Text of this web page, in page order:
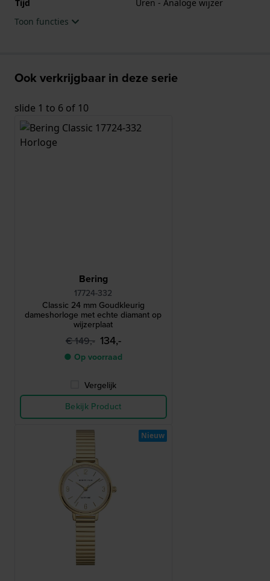
Tijd
Uren - Analoge wijzer
Toon functies
Ook verkrijgbaar in deze serie
slide 1 to 6 of 10
Bering
17724-332
Classic 24 mm Goudkleurig
dameshorloge met echte diamant op
wijzerplaat
€ 149,- 134,-
● Op voorraad
Vergelijk
Bekijk Product
Nieuw